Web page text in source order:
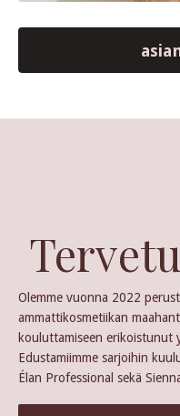
Olemme vuonna 2022
ammattikosmetiikan
kouluttamiseen erikoistunut
Edustamiimme sarjoihin
Élan Professional sekä